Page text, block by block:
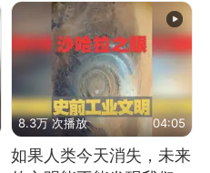
8.3万 次播放 04:05
如果人类今天消失，未来